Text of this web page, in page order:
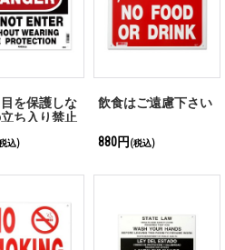
を保護しな
ち入り禁止
込)
飲食はご遠慮下さい
880円(税込)